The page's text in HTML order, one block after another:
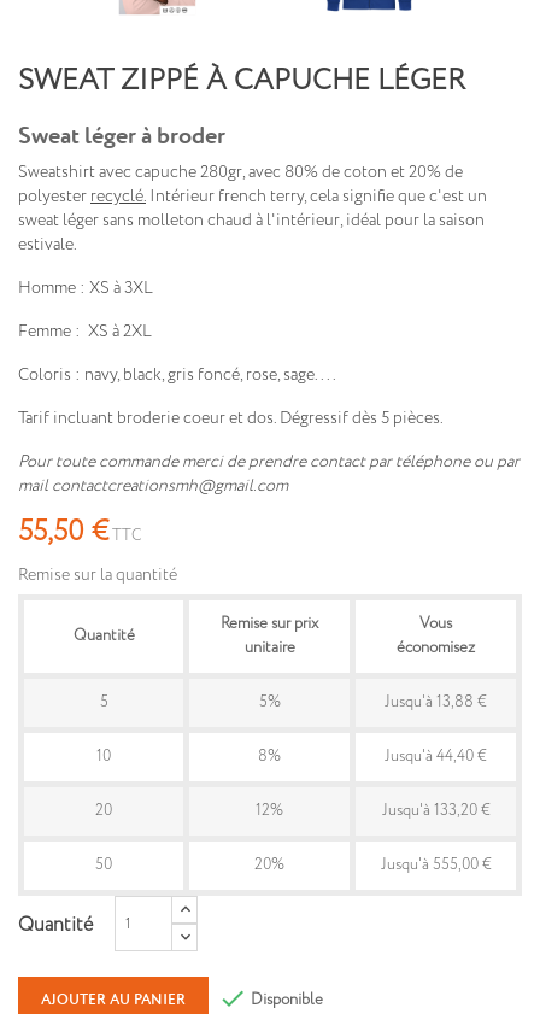
SWEAT ZIPPÉ À CAPUCHE LÉGER
Sweat léger à broder
Sweatshirt avec capuche 280gr, avec 80% de coton et 20% de
polyesterrecyclé. Intérieur french terry, cela signifie que c'est un
sweat léger sans molleton chaud à l'intérieur, idéal pour la saison
estivale.
Homme : XS à 3XL
Femme : XS à 2XL
Coloris : navy, black, gris foncé, rose, sage....
Tarif incluant broderie coeur et dos. Dégressif dès 5 pièces.
Pour toute commande merci de prendre contact par téléphone ou par
mail contactcreationsmh@gmail.com
55,50 €TTC
Remise sur la quantité
Quantité
Remise sur prix
unitaire
Vous
économisez
5 5% Jusqu'à 13,88 €
10 8% Jusqu'à 44,40 €
20 12% Jusqu'à 133,20 €
50 20% Jusqu'à 555,00 €
Quantité
AJOUTER AU PANIER  Disponible